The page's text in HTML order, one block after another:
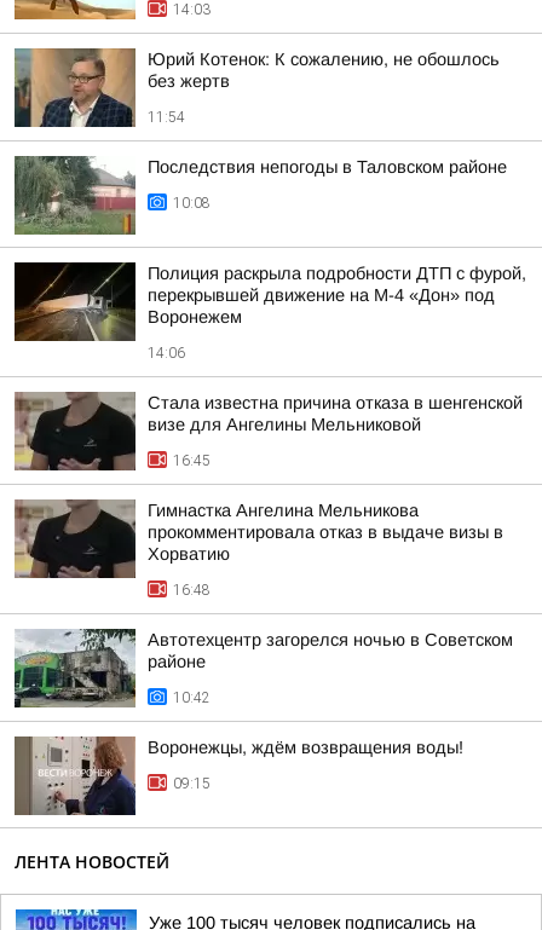
14:03
Юрий Котенок: К сожалению, не обошлось
без жертв
11:54
Последствия непогоды в Таловском районе
10:08
Полиция раскрыла подробности ДТП с фурой,
перекрывшей движение на М-4 «Дон» под
Воронежем
14:06
Стала известна причина отказа в шенгенской
визе для Ангелины Мельниковой
16:45
Гимнастка Ангелина Мельникова
прокомментировала отказ в выдаче визы в
Хорватию
16:48
Автотехцентр загорелся ночью в Советском
районе
10:42
Воронежцы, ждём возвращения воды!
09:15
ЛЕНТА НОВОСТЕЙ
Уже 100 тысяч человек подписались на